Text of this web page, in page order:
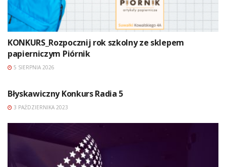
KONKURS_Rozpocznij rok szkolny ze sklepem
papierniczym Piórnik
5 SIERPNIA 2026
Błyskawiczny Konkurs Radia 5
3 PAŹDZIERNIKA 2023